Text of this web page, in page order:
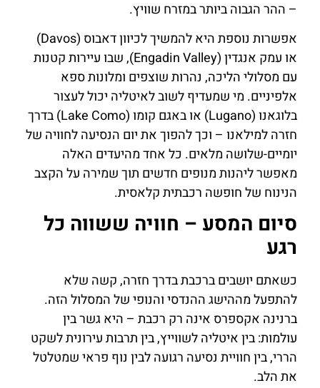
– ההר הגבוה ביותר במזרח שוויץ.
אפשרות נוספת היא להמשיך לכיוון דאבוס (Davos)
או עמק אנגדין (Engadin Valley), שבו עיירות קטנות
עם מסלולי הליכה, נהרות שוצפים ומלונות ספא
אלפיניים. מי שמעדיף לשוב לאיטליה יכול לעצור
בלוגאנו (Lugano) או באגם קומו (Lake Como) בדרך
חזרה למילאנו – וכך להפוך את יום הנסיעה לחוויה של
יומיים-שלושה מלאים. כל אחד מהיעדים האלה
מאפשר ליהנות מנופים חדשים תוך שמירה על הקצב
הנינוח של חופשה רכבתית קלאסית.
סיום המסע – חוויה ששווה כל
רגע
כשאתם יושבים ברכבת בדרך חזרה, קשה שלא
להתפעל מההישג ההנדסי והנופי של המסלול הזה.
ברנינה אקספרס אינה רק רכבת – היא גשר בין
עולמות: בין איטליה לשווייץ, בין תרבות עירונית לשקט
הררי, בין חוויית נסיעה רגועה לבין נוף פראי שמטלטל
את הלב.